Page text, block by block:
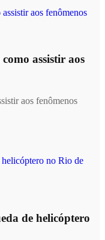
assistir aos
aos fenômenos
de helicóptero